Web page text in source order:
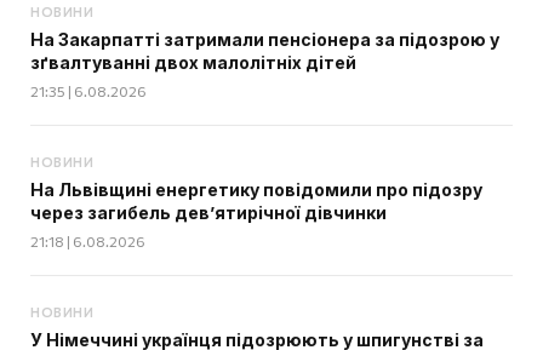
НОВИНИ
На Закарпатті затримали пенсіонера за підозрою у
зґвалтуванні двох малолітніх дітей
21:35 | 6.08.2026
НОВИНИ
На Львівщині енергетику повідомили про підозру
через загибель дев’ятирічної дівчинки
21:18 | 6.08.2026
НОВИНИ
У Німеччині українця підозрюють у шпигунстві за